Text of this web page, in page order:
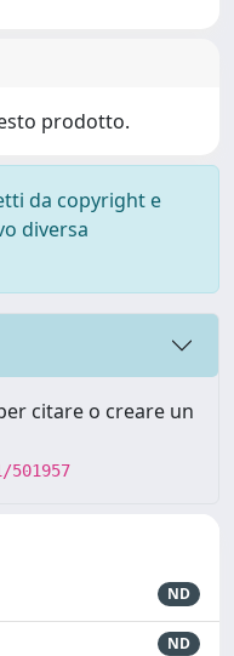
prodotto.
da copyright e
diversa
citare o creare un
ND
ND